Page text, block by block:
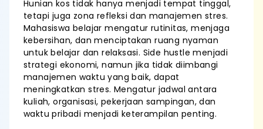
Hunian kos tidak hanya menjadi tempat tinggal,
tetapi juga zona refleksi dan manajemen stres.
Mahasiswa belajar mengatur rutinitas, menjaga
kebersihan, dan menciptakan ruang nyaman
untuk belajar dan relaksasi. Side hustle menjadi
strategi ekonomi, namun jika tidak diimbangi
manajemen waktu yang baik, dapat
meningkatkan stres. Mengatur jadwal antara
kuliah, organisasi, pekerjaan sampingan, dan
waktu pribadi menjadi keterampilan penting.